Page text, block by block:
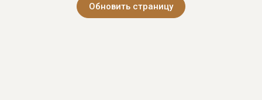
Обновить страницу